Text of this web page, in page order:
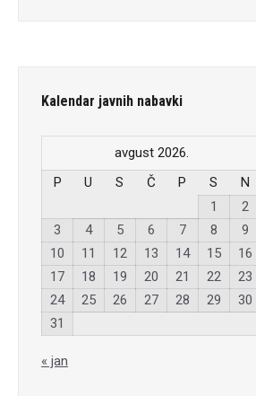
Kalendar javnih nabavki
avgust 2026.
P
U S Č P S
N
1
2
3
4 5 6 7 8
9
10
11 12 13 14 15
16
17
18 19 20 21 22
23
24
25 26 27 28 29
30
31
« jan